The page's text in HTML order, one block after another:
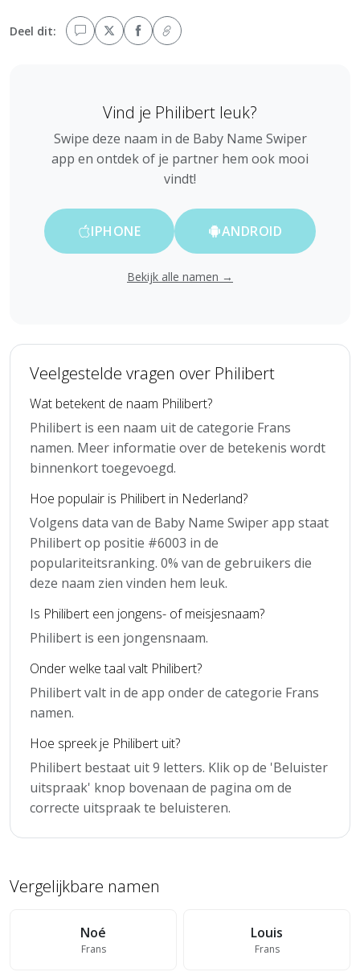
Deel dit:
Vind je Philibert leuk?
Swipe deze naam in de Baby Name Swiper
app en ontdek of je partner hem ook mooi
vindt!
IPHONE ANDROID
Bekijk alle namen →
Veelgestelde vragen over Philibert
Wat betekent de naam Philibert?
Philibert is een naam uit de categorie Frans
namen. Meer informatie over de betekenis wordt
binnenkort toegevoegd.
Hoe populair is Philibert in Nederland?
Volgens data van de Baby Name Swiper app staat
Philibert op positie #6003 in de
populariteitsranking. 0% van de gebruikers die
deze naam zien vinden hem leuk.
Is Philibert een jongens- of meisjesnaam?
Philibert is een jongensnaam.
Onder welke taal valt Philibert?
Philibert valt in de app onder de categorie Frans
namen.
Hoe spreek je Philibert uit?
Philibert bestaat uit 9 letters. Klik op de 'Beluister
uitspraak' knop bovenaan de pagina om de
correcte uitspraak te beluisteren.
Vergelijkbare namen
Noé
Frans
Louis
Frans